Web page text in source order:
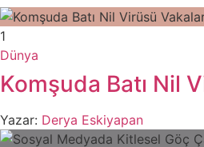
1
Dünya
Komşuda Batı Nil
Yazar: Derya Eskiyapan